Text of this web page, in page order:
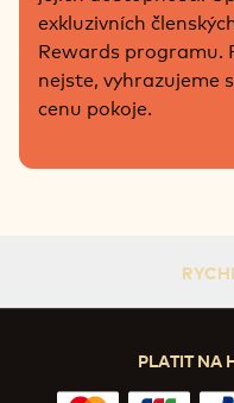
exkluzivních
Rewards programu.
nejste, vyhrazujeme
cenu pokoje.
PLATIT NA